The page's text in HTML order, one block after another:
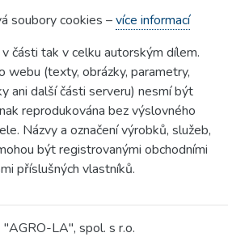
soubory cookies –více informací
části tak v celku autorským dílem.
webu (texty, obrázky, parametry,
ani další části serveru) nesmí být
reprodukována bez výslovného
Názvy a označení výrobků, služeb,
být registrovanými obchodními
příslušných vlastníků.
LA", spol. s r.o.